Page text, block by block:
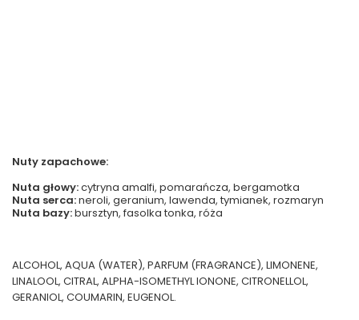
Nuty zapachowe:
Nuta głowy:cytryna amalfi, pomarańcza, bergamotka
Nuta serca:neroli, geranium, lawenda, tymianek, rozmaryn
Nuta bazy:bursztyn, fasolka tonka, róża
ALCOHOL, AQUA (WATER), PARFUM (FRAGRANCE), LIMONENE,
LINALOOL, CITRAL, ALPHA-ISOMETHYL IONONE, CITRONELLOL,
GERANIOL, COUMARIN, EUGENOL.